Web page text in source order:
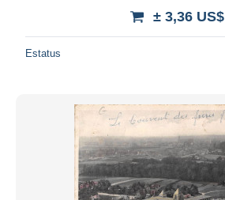
± 3,36 US$
Estatus